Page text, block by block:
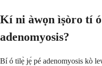
Kí ni àwọn ìṣòro tí
adenomyosis?
Bí ó tilẹ̀ jẹ́ pé adenomyosis kò